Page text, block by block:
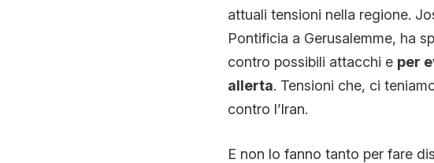
attuali tensioni nella regione.
Pontificia a Gerusalemme, ha
contro possibili attacchi e per
allerta. Tensioni che, ci
contro l’Iran.
E non lo fanno tanto per fare